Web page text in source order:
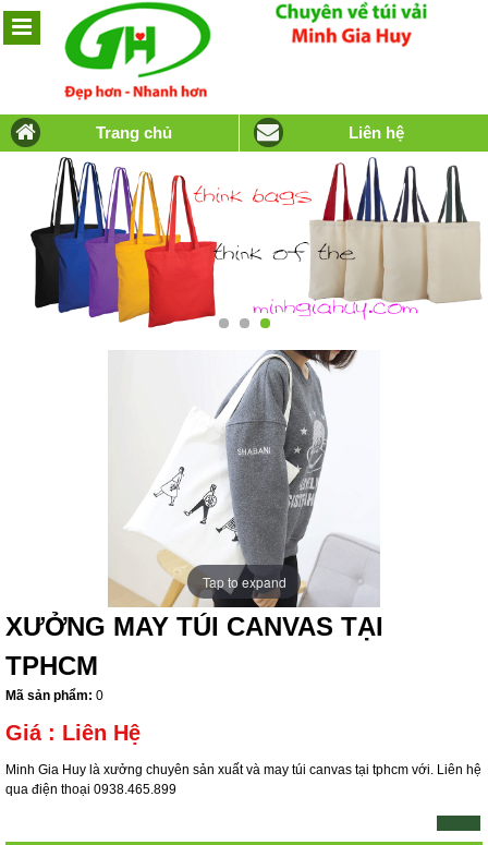
Trang chủ Liên hệ
XƯỞNG MAY TÚI CANVAS TẠI
Mã sản phẩm:0